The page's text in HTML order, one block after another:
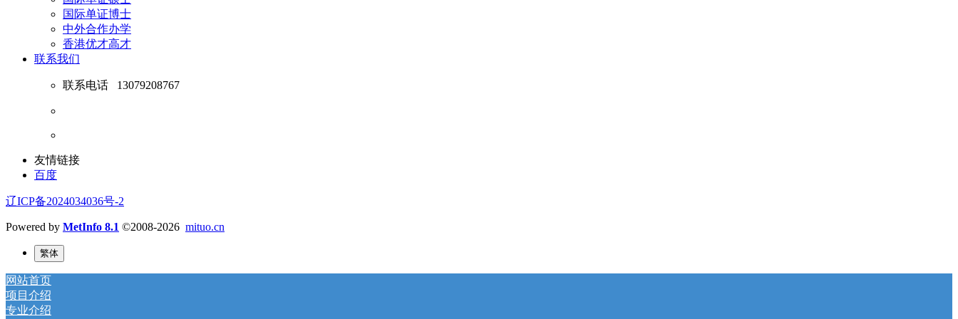
国际单证博士
中外合作办学
香港优才高才
联系我们
联系电话 13079208767
友情链接
百度
辽ICP备2024034036号-2
Powered by MetInfo 8.1 ©2008-2026 mituo.cn
繁体
网站首页
项目介绍
专业介绍